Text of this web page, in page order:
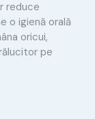
reduce
o igienă orală
oricui,
pe